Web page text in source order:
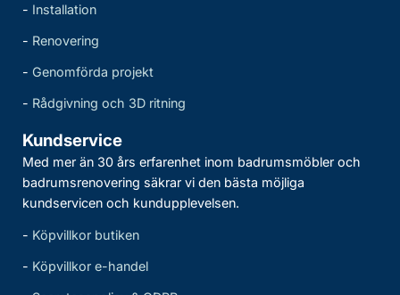
- Installation
- Renovering
- Genomförda projekt
- Rådgivning och 3D ritning
Kundservice
Med mer än 30 års erfarenhet inom badrumsmöbler och
badrumsrenovering säkrar vi den bästa möjliga
kundservicen och kundupplevelsen.
- Köpvillkor butiken
- Köpvillkor e-handel